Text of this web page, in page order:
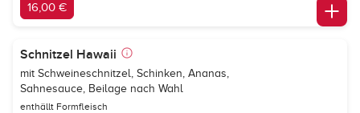
16,00 €
Schnitzel Hawaii
mit Schweineschnitzel, Schinken, Ananas,
Sahnesauce, Beilage nach Wahl
enthällt Formfleisch